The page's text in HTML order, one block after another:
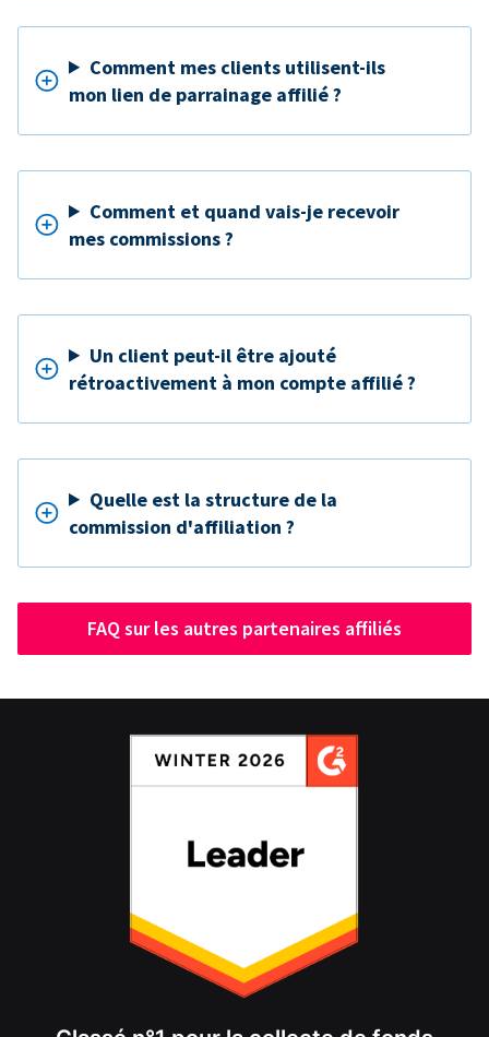
Comment mes clients utilisent-ils
mon lien de parrainage affilié ?
Comment et quand vais-je recevoir
mes commissions ?
Un client peut-il être ajouté
rétroactivement à mon compte affilié ?
Quelle est la structure de la
commission d'affiliation ?
FAQ sur les autres partenaires affiliés